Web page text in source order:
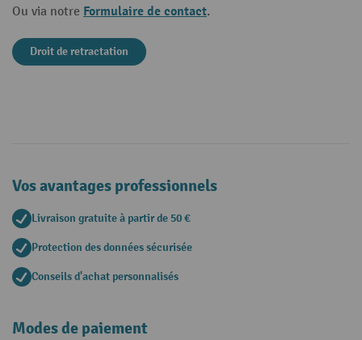
Ou via notre Formulaire de contact.
Droit de retractation
Vos avantages professionnels
Livraison gratuite à partir de 50 €
Protection des données sécurisée
Conseils d'achat personnalisés
Modes de paiement